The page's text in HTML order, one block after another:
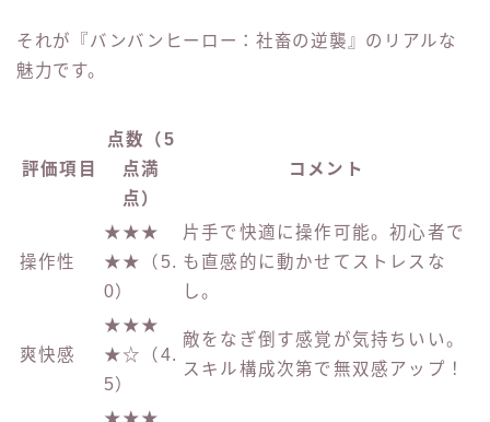
それが『バンバンヒーロー：社畜の逆襲』のリアルな
魅力です。
評価項目
点数（5
点満
点）
コメント
操作性
★★★
★★（5.
0）
片手で快適に操作可能。初心者で
も直感的に動かせてストレスな
し。
爽快感
★★★
★☆（4.
5）
敵をなぎ倒す感覚が気持ちいい。
スキル構成次第で無双感アップ！